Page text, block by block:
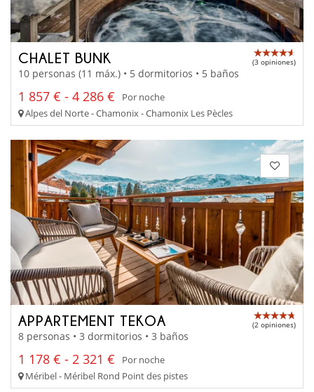
CHALET BUNK (3 opiniones)
10 personas (11 máx.) • 5 dormitorios • 5 baños
1 857 € - 4 286 €
Por noche
Alpes del Norte - Chamonix - Chamonix Les Pècles
APPARTEMENT TEKOA (2 opiniones)
8 personas • 3 dormitorios • 3 baños
1 178 € - 2 321 €
Por noche
Méribel - Méribel Rond Point des pistes